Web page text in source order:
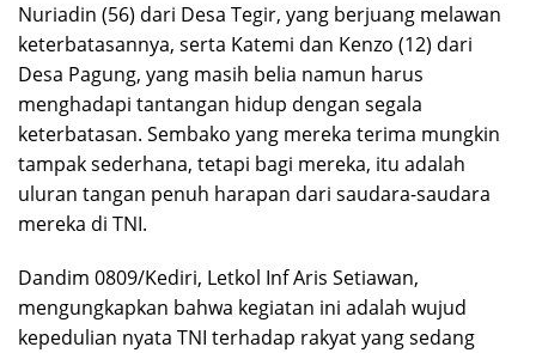
Nuriadin (56) dari Desa Tegir, yang berjuang melawan
keterbatasannya, serta Katemi dan Kenzo (12) dari
Desa Pagung, yang masih belia namun harus
menghadapi tantangan hidup dengan segala
keterbatasan. Sembako yang mereka terima mungkin
tampak sederhana, tetapi bagi mereka, itu adalah
uluran tangan penuh harapan dari saudara-saudara
mereka di TNI.
Dandim 0809/Kediri, Letkol Inf Aris Setiawan,
mengungkapkan bahwa kegiatan ini adalah wujud
kepedulian nyata TNI terhadap rakyat yang sedang